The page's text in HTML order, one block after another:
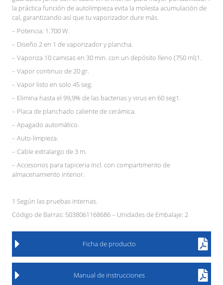
la práctica función de autolimpieza evita la molesta acumulación de
cal, garantizando así que tu vaporizador dure más.
– Potencia: 1.700 W.
– Diseño 2 en 1 de vaporizador y plancha.
– Vaporiza 10 camisas en 30 min. con un depósito lleno (750 ml)1.
– Vapor continuo de 20 gr.
– Vapor listo en solo 45 seg.
– Elimina hasta el 99,9% de las bacterias y virus en 60 seg1.
– Placa de planchado caliente de cerámica.
– Apagado automático.
– Auto-limpieza.
– Cable extralargo de 3 m.
– Accesorios para tapiceria incl. con compartimento de
almacenamiento interior.
1 Según las pruebas internas.
Código de Barras: 5038061168686 – Unidades de Embalaje: 2
Ficha de producto
Manual de instrucciones